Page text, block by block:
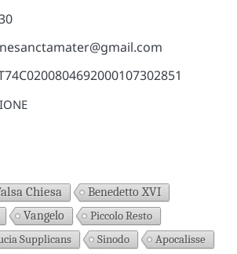
Chiesa Benedetto XVI
Vangelo
Piccolo Resto
Supplicans Sinodo
Apocalisse